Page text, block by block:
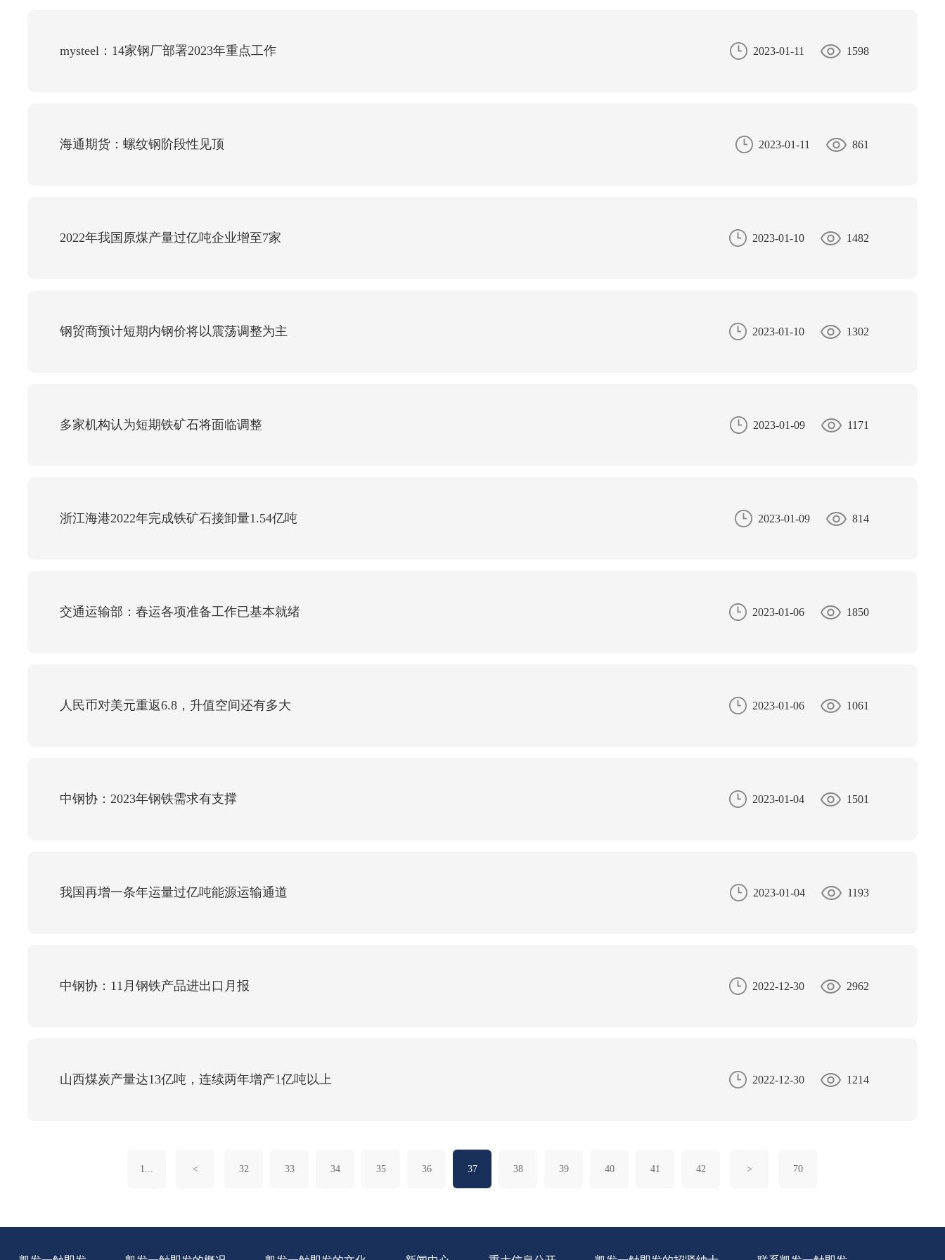
mysteel：14家钢厂部署2023年重点工作 2023-01-11 1598
海通期货：螺纹钢阶段性见顶 2023-01-11 861
2022年我国原煤产量过亿吨企业增至7家 2023-01-10 1482
钢贸商预计短期内钢价将以震荡调整为主 2023-01-10 1302
多家机构认为短期铁矿石将面临调整 2023-01-09 1171
浙江海港2022年完成铁矿石接卸量1.54亿吨 2023-01-09 814
交通运输部：春运各项准备工作已基本就绪 2023-01-06 1850
人民币对美元重返6.8，升值空间还有多大 2023-01-06 1061
中钢协：2023年钢铁需求有支撑 2023-01-04 1501
我国再增一条年运量过亿吨能源运输通道 2023-01-04 1193
中钢协：11月钢铁产品进出口月报 2022-12-30 2962
山西煤炭产量达13亿吨，连续两年增产1亿吨以上 2022-12-30 1214
1... < 32 33 34 35 36 37 38 39 40 41 42 > 70